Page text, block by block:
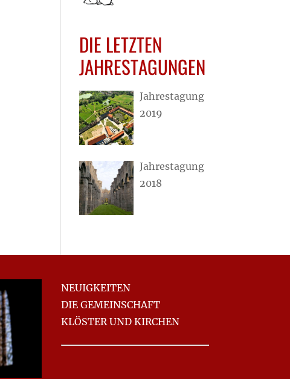
DIE LETZTEN
JAHRESTAGUNGEN
Jahrestagung
2019
Jahrestagung
2018
NEUIGKEITEN
DIE GEMEINSCHAFT
KLÖSTER UND KIRCHEN